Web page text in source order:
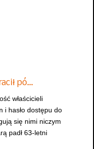
pó…
właścicieli
i hasło dostępu do
się nimi niczym
padł 63-letni